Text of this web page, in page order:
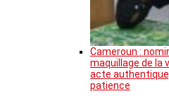
Cameroun :
maquillage de la
acte
patience